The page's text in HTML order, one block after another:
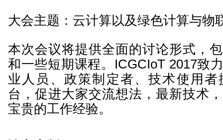
大会主题：云计算以及绿色计算与物
本次会议将提供全面的讨论形式，
和一些短期课程。ICGCIoT 2017致
业人员、政策制定者、技术使用
台，促进大家交流想法，最新技术
宝贵的工作经验。